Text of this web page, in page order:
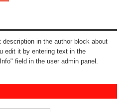
description in the author block about
edit it by entering text in the
field in the user admin panel.